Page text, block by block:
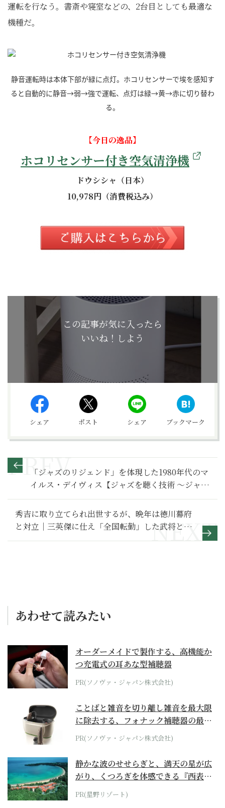
運転を行なう。書斎や寝室などの、2台目としても最適な
機種だ。
静音運転時は本体下部が緑に点灯。ホコリセンサーで埃を感知す
ると自動的に静音→弱→強で運転、点灯は緑→黄→赤に切り替わ
る。
【今日の逸品】
ホコリセンサー付き空気清浄機
ドウシシャ（日本）
10,978円（消費税込み）
この記事が気に入ったら
いいね！しよう
シェア ポスト シェア ブックマーク
「ジャズのリジェンド」を体現した1980年代のマ
イルス・デイヴィス【ジャズを聴く技術 〜ジャズ
「プロ・リスナー」への道104】
秀吉に取り立てられ出世するが、晩年は徳川幕府
と対立｜三英傑に仕え「全国転勤」した武将とゆ
かりの城 【福島正則編】
あわせて読みたい
オーダーメイドで製作する、高機能か
つ充電式の耳あな型補聴器
PR(ソノヴァ・ジャパン株式会社)
ことばと雑音を切り離し雑音を最大限
に除去する、フォナック補聴器の最上
位モデル
PR(ソノヴァ・ジャパン株式会社)
静かな波のせせらぎと、満天の星が広
がり、くつろぎを体感できる『西表島
ホテル by...
PR(星野リゾート)